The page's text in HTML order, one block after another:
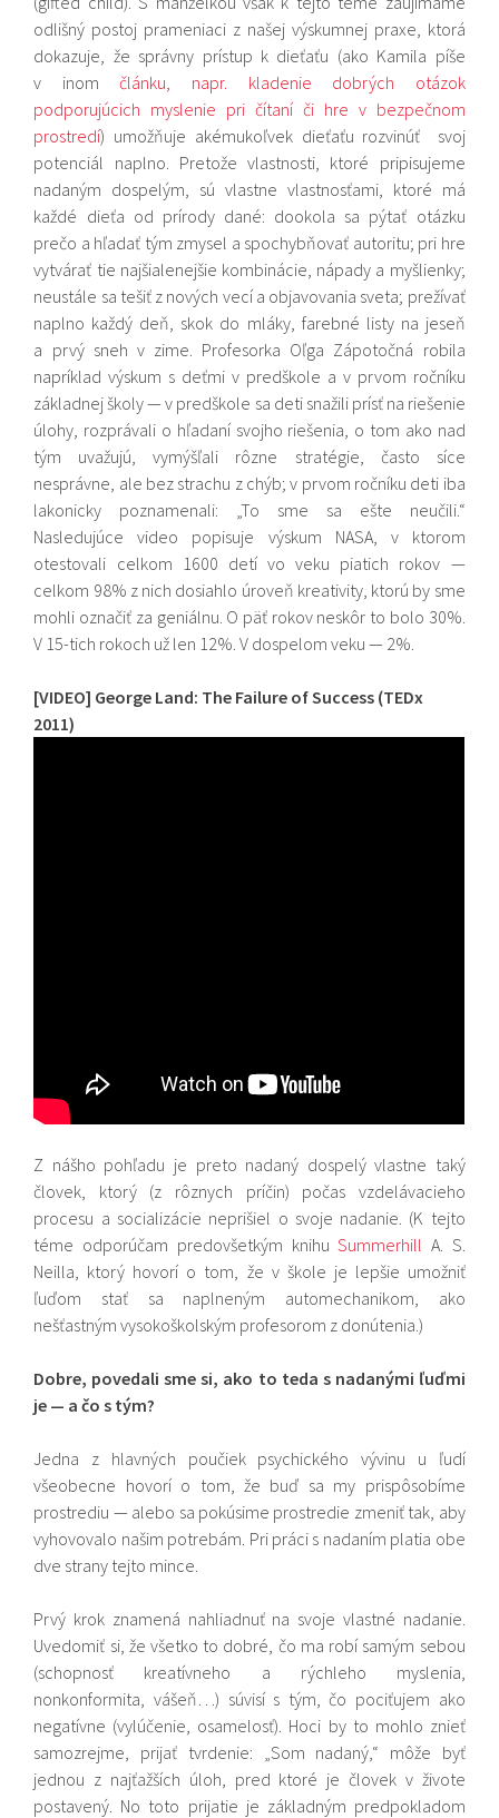
odlišný postoj prameniaci z našej výskumnej praxe, ktorá
dokazuje, že správny prístup k dieťaťu (ako Kamila píše
v inomčlánku, napr. kladenie dobrých otázok
podporujúcich myslenie pri čítaní či hre v bezpečnom
prostredí) umožňuje akémukoľvek dieťaťu rozvinúť svoj
potenciál naplno. Pretože vlastnosti, ktoré pripisujeme
nadaným dospelým, sú vlastne vlastnosťami, ktoré má
každé dieťa od prírody dané: dookola sa pýtať otázku
prečo a hľadať tým zmysel a spochybňovať autoritu; pri hre
vytvárať tie najšialenejšie kombinácie, nápady a myšlienky;
neustále sa tešiť z nových vecí a objavovania sveta; prežívať
naplno každý deň, skok do mláky, farebné listy na jeseň
a prvý sneh v zime. Profesorka Oľga Zápotočná robila
napríklad výskum s deťmi v predškole a v prvom ročníku
základnej školy — v predškole sa deti snažili prísť na riešenie
úlohy, rozprávali o hľadaní svojho riešenia, o tom ako nad
tým uvažujú, vymýšľali rôzne stratégie, často síce
nesprávne, ale bez strachu z chýb; v prvom ročníku deti iba
lakonicky poznamenali: „To sme sa ešte neučili.“
Nasledujúce video popisuje výskum NASA, v ktorom
otestovali celkom 1600 detí vo veku piatich rokov —
celkom 98% z nich dosiahlo úroveň kreativity, ktorú by sme
mohli označiť za geniálnu. O päť rokov neskôr to bolo 30%.
V 15-tich rokoch už len 12%. V dospelom veku — 2%.
[VIDEO] George Land: The Failure of Success (TEDx
2011)
Z nášho pohľadu je preto nadaný dospelý vlastne taký
človek, ktorý (z rôznych príčin) počas vzdelávacieho
procesu a socializácie neprišiel o svoje nadanie. (K tejto
téme odporúčam predovšetkým knihuSummerhill A. S.
Neilla, ktorý hovorí o tom, že v škole je lepšie umožniť
ľuďom stať sa naplneným automechanikom, ako
nešťastným vysokoškolským profesorom z donútenia.)
Dobre, povedali sme si, ako to teda s nadanými ľuďmi
je — a čo s tým?
Jedna z hlavných poučiek psychického vývinu u ľudí
všeobecne hovorí o tom, že buď sa my prispôsobíme
prostrediu — alebo sa pokúsime prostredie zmeniť tak, aby
vyhovovalo našim potrebám. Pri práci s nadaním platia obe
dve strany tejto mince.
Prvý krok znamená nahliadnuť na svoje vlastné nadanie.
Uvedomiť si, že všetko to dobré, čo ma robí samým sebou
(schopnosť kreatívneho a rýchleho myslenia,
nonkonformita, vášeň…) súvisí s tým, čo pociťujem ako
negatívne (vylúčenie, osamelosť). Hoci by to mohlo znieť
samozrejme, prijať tvrdenie: „Som nadaný,“ môže byť
jednou z najťažších úloh, pred ktoré je človek v živote
postavený. No toto prijatie je základným predpokladom